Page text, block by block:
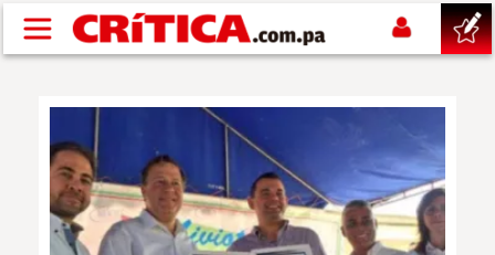
Pasar al contenido principal
SUCESOS
NACIONAL